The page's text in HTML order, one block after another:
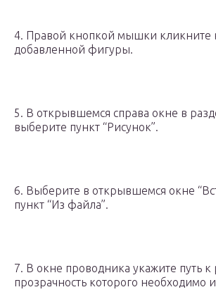
4. Правой кнопкой мышки кликните
добавленной фигуры.
5. В открывшемся справа окне в
выберите пункт “Рисунок”.
6. Выберите в открывшемся окне
пункт “Из файла”.
7. В окне проводника укажите путь к
прозрачность которого необходимо